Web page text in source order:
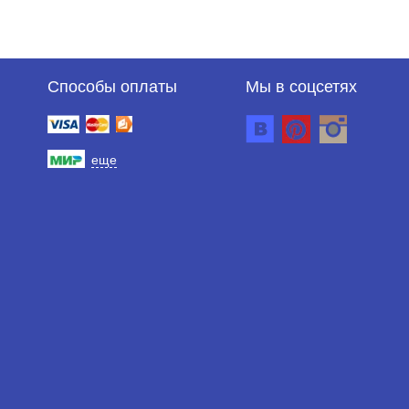
Способы оплаты
еще
Мы в соцсетях